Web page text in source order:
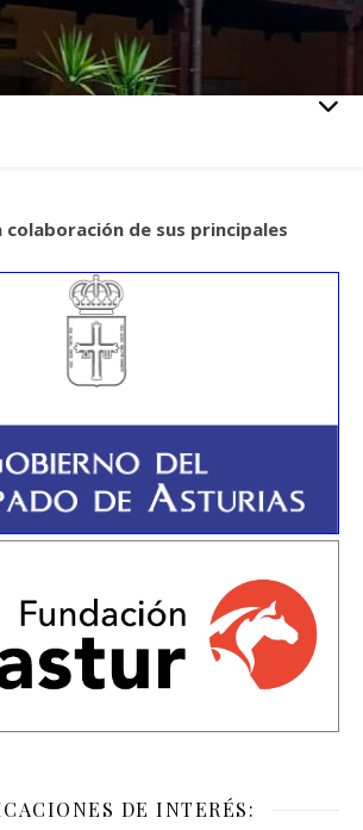
colaboración de sus principales
DE INTERÉS: